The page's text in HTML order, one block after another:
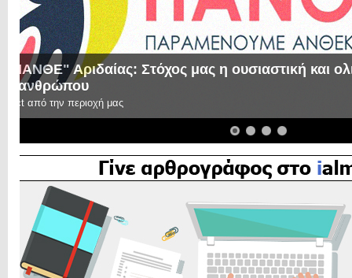
Επικοινωνήστε μαζί μας!
Ελάτε σε επαφή με την συντακτική ομάδα του ialmopia.gr